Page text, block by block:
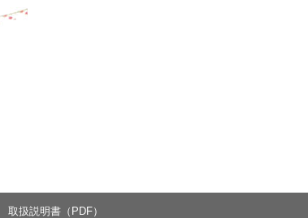
取扱説明書（PDF）